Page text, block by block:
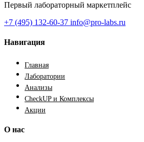
Первый лабораторный маркетплейс
+7 (495) 132-60-37 info@pro-labs.ru
Навигация
Главная
Лаборатории
Анализы
CheckUP и Комплексы
Акции
О нас